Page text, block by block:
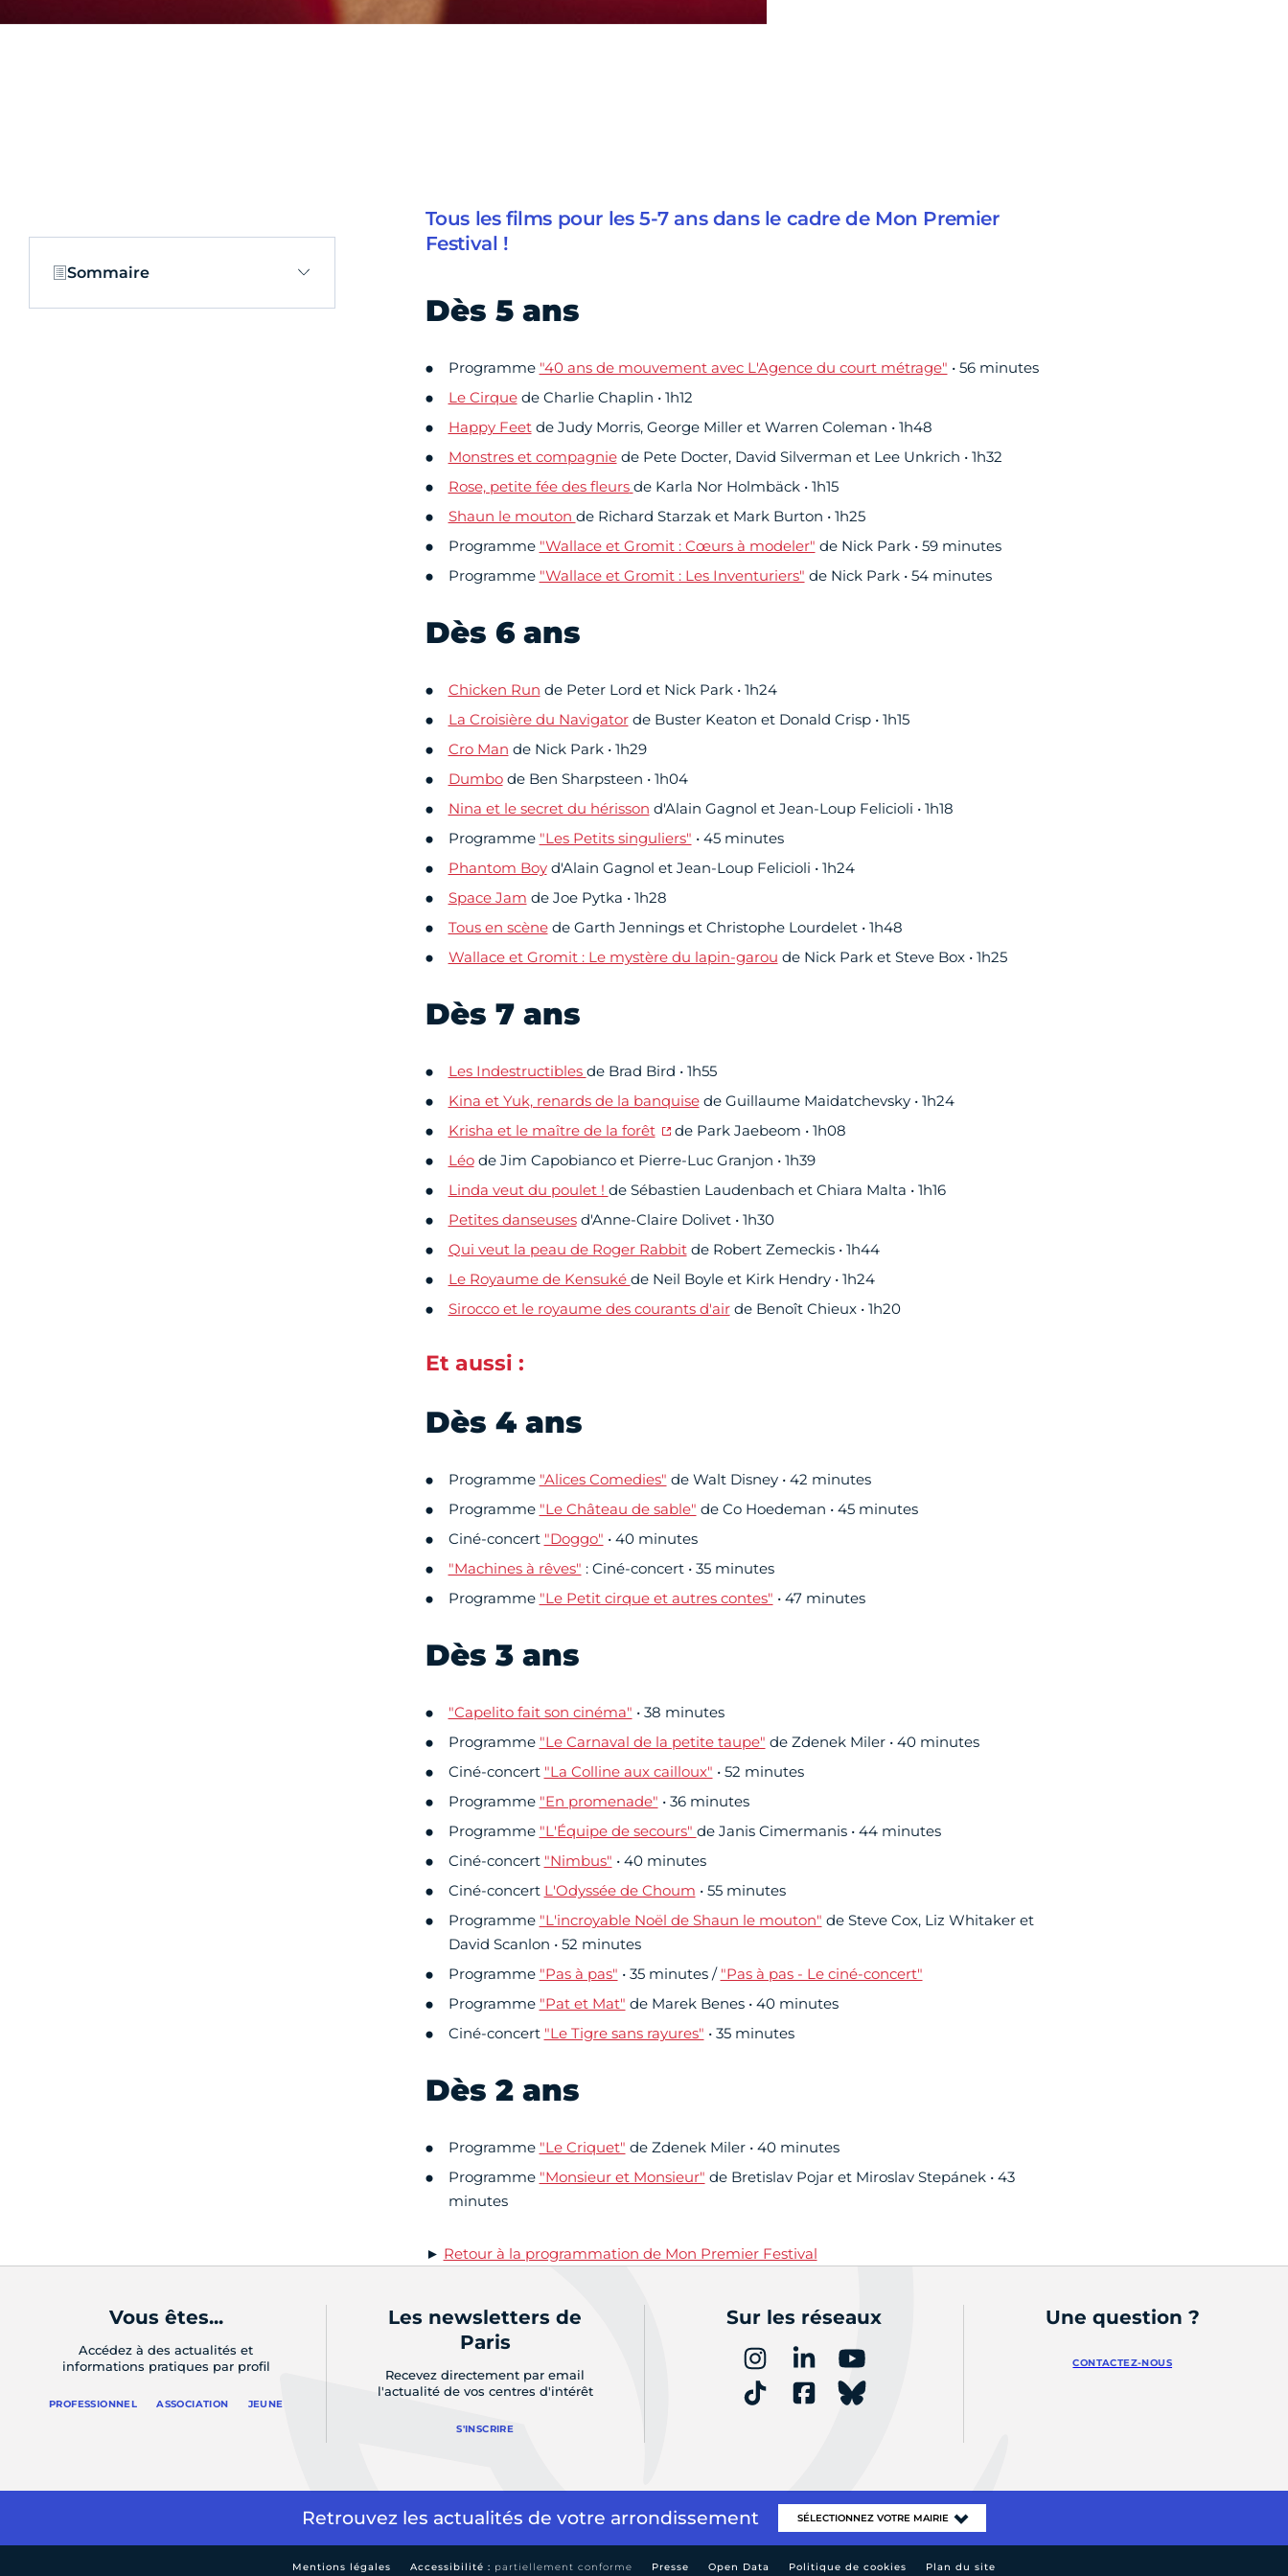
Sommaire
Tous les films pour les 5-7 ans dans le cadre de Mon Premier
Festival !
Dès 5 ans
Programme "40 ans de mouvement avec L'Agence du court métrage" • 56 minutes
Le Cirquede Charlie Chaplin • 1h12
Happy Feetde Judy Morris, George Miller et Warren Coleman • 1h48
Monstres et compagniede Pete Docter, David Silverman et Lee Unkrich • 1h32
Rose, petite fée des fleurs de Karla Nor Holmbäck • 1h15
Shaun le mouton de Richard Starzak et Mark Burton • 1h25
Programme "Wallace et Gromit : Cœurs à modeler" de Nick Park • 59 minutes
Programme "Wallace et Gromit : Les Inventuriers" de Nick Park • 54 minutes
Dès 6 ans
Chicken Run de Peter Lord et Nick Park • 1h24
La Croisière du Navigatorde Buster Keaton et Donald Crisp • 1h15
Cro Man de Nick Park • 1h29
Dumbode Ben Sharpsteen • 1h04
Nina et le secret du hérisson d'Alain Gagnol et Jean-Loup Felicioli • 1h18
Programme "Les Petits singuliers" • 45 minutes
Phantom Boyd'Alain Gagnol et Jean-Loup Felicioli • 1h24
Space Jam de Joe Pytka • 1h28
Tous en scènede Garth Jennings et Christophe Lourdelet • 1h48
Wallace et Gromit : Le mystère du lapin-garou de Nick Park et Steve Box • 1h25
Dès 7 ans
Les Indestructibles de Brad Bird • 1h55
Kina et Yuk, renards de la banquisede Guillaume Maidatchevsky • 1h24
Krisha et le maître de la forêt
de Park Jaebeom • 1h08
Léode Jim Capobianco et Pierre-Luc Granjon • 1h39
Linda veut du poulet ! de Sébastien Laudenbach et Chiara Malta • 1h16
Petites danseusesd'Anne-Claire Dolivet • 1h30
Qui veut la peau de Roger Rabbitde Robert Zemeckis • 1h44
Le Royaume de Kensuké de Neil Boyle et Kirk Hendry • 1h24
Sirocco et le royaume des courants d'airde Benoît Chieux • 1h20
Et aussi :
Dès 4 ans
Programme "Alices Comedies" de Walt Disney • 42 minutes
Programme "Le Château de sable" de Co Hoedeman • 45 minutes
Ciné-concert "Doggo" • 40 minutes
"Machines à rêves" : Ciné-concert • 35 minutes
Programme "Le Petit cirque et autres contes" • 47 minutes
Dès 3 ans
"Capelito fait son cinéma" • 38 minutes
Programme "Le Carnaval de la petite taupe" de Zdenek Miler • 40 minutes
Ciné-concert "La Colline aux cailloux" • 52 minutes
Programme "En promenade" • 36 minutes
Programme "L'Équipe de secours" de Janis Cimermanis • 44 minutes
Ciné-concert "Nimbus" • 40 minutes
Ciné-concert L'Odyssée de Choum • 55 minutes
Programme "L'incroyable Noël de Shaun le mouton" de Steve Cox, Liz Whitaker et
David Scanlon • 52 minutes
Programme "Pas à pas" • 35 minutes / "Pas à pas - Le ciné-concert"
Programme "Pat et Mat" de Marek Benes • 40 minutes
Ciné-concert "Le Tigre sans rayures" • 35 minutes
Dès 2 ans
Programme "Le Criquet" de Zdenek Miler • 40 minutes
Programme "Monsieur et Monsieur" de Bretislav Pojar et Miroslav Stepánek • 43
minutes
► Retour à la programmation de Mon Premier Festival
Vous êtes...
Accédez à des actualités et
informations pratiques par profil
PROFESSIONNEL ASSOCIATION JEUNE
Les newsletters de
Paris
Recevez directement par email
l'actualité de vos centres d'intérêt
S'INSCRIRE
Sur les réseaux Une question ?
CONTACTEZ-NOUS
Retrouvez les actualités de votre arrondissement
Mentions légales Accessibilité : partiellement conforme Presse Open Data Politique de cookies Plan du site